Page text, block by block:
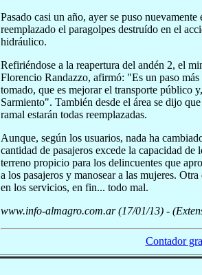
Pasado casi un año, ayer se puso
reemplazado el paragolpes destruído en el
hidráulico.
Refiriéndose a la reapertura del andén 2, el
Florencio Randazzo, afirmó: "Es un paso
tomado, que es mejorar el transporte público
Sarmiento". También desde el área se dijo
ramal estarán todas reemplazadas.
Aunque, según los usuarios, nada ha
cantidad de pasajeros excede la capacidad de
terreno propicio para los delincuentes que
a los pasajeros y manosear a las mujeres.
en los servicios, en fin... todo mal.
www.info-almagro.com.ar (17/01/13) -
Contador